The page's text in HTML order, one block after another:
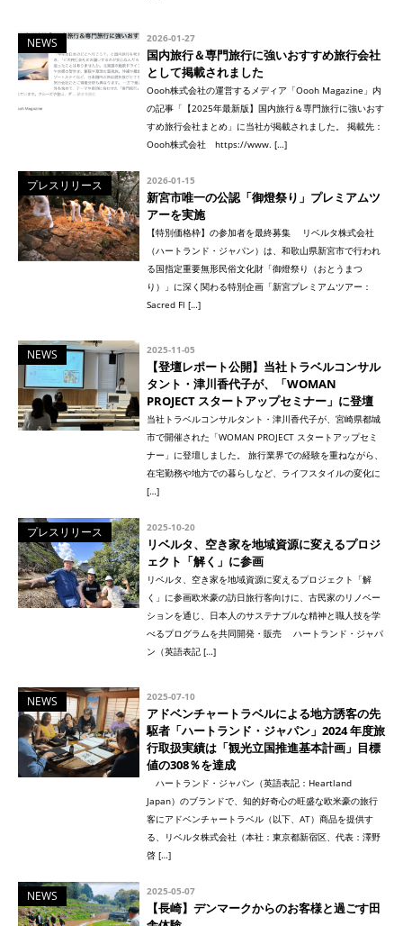
NEWS 2026-01-27
国内旅行＆専門旅行に強いおすすめ旅行会社
として掲載されました
Oooh株式会社の運営するメディア「Oooh Magazine」内
の記事「【2025年最新版】国内旅行＆専門旅行に強いおす
すめ旅行会社まとめ」に当社が掲載されました。 掲載先：
Oooh株式会社 https://www. […]
プレスリリース 2026-01-15
新宮市唯一の公認「御燈祭り」プレミアムツ
アーを実施
【特別価格枠】の参加者を最終募集 リベルタ株式会社
（ハートランド・ジャパン）は、和歌山県新宮市で行われ
る国指定重要無形民俗文化財「御燈祭り（おとうまつ
り）」に深く関わる特別企画「新宮プレミアムツアー：
Sacred Fl […]
NEWS 2025-11-05
【登壇レポート公開】当社トラベルコンサル
タント・津川香代子が、「WOMAN
PROJECT スタートアップセミナー」に登壇
当社トラベルコンサルタント・津川香代子が、宮崎県都城
市で開催された「WOMAN PROJECT スタートアップセミ
ナー」に登壇しました。 旅行業界での経験を重ねながら、
在宅勤務や地方での暮らしなど、ライフスタイルの変化に
[…]
プレスリリース 2025-10-20
リベルタ、空き家を地域資源に変えるプロジ
ェクト「解く」に参画
リベルタ、空き家を地域資源に変えるプロジェクト「解
く」に参画欧米豪の訪日旅行客向けに、古民家のリノベー
ションを通じ、日本人のサステナブルな精神と職人技を学
べるプログラムを共同開発・販売 ハートランド・ジャパ
ン（英語表記 […]
NEWS 2025-07-10
アドベンチャートラベルによる地方誘客の先
駆者「ハートランド・ジャパン」2024 年度旅
行取扱実績は「観光立国推進基本計画」目標
値の308％を達成
ハートランド・ジャパン（英語表記：Heartland
Japan）のブランドで、知的好奇心の旺盛な欧米豪の旅行
客にアドベンチャートラベル（以下、AT）商品を提供す
る、リベルタ株式会社（本社：東京都新宿区、代表：澤野
啓 […]
NEWS 2025-05-07
【長崎】デンマークからのお客様と過ごす田